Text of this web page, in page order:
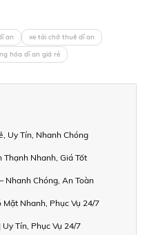
an
xe tải chở thuê dĩ an
hóa dĩ an giá rẻ
Uy Tín, Nhanh Chóng
Thạnh Nhanh, Giá Tốt
Nhanh Chóng, An Toàn
Mặt Nhanh, Phục Vụ 24/7
Tín, Phục Vụ 24/7